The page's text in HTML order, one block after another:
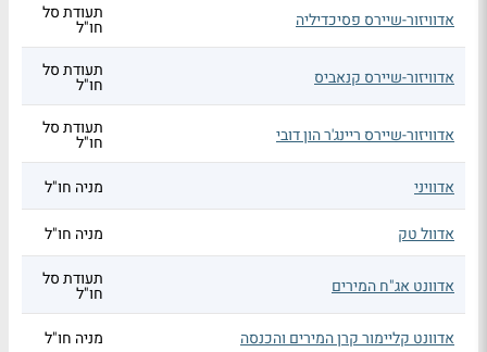
אדוויזור-שיירס פסיכדיליה תעודת סל
חו"ל
אדוויזור-שיירס קנאביס תעודת סל
חו"ל
אדוויזור-שיירס ריינג'ר הון דובי תעודת סל
חו"ל
אדוויני
מניה חו"ל
אדוול טק מניה חו"ל
אדוונט אג"ח המירים תעודת סל
חו"ל
אדוונט קליימור קרן המירים והכנסה
מניה חו"ל